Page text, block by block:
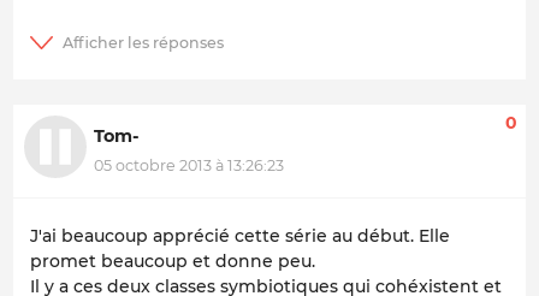
Tom-
05 octobre 2013 à 13:26:23
0
J'ai beaucoup apprécié cette série au début. Elle
promet beaucoup et donne peu.
Il y a ces deux classes symbiotiques qui cohéxistent et